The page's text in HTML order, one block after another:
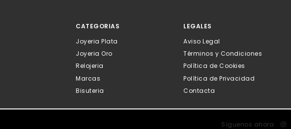
CATEGORIAS
Joyeria Plata
Joyeria Oro
Relojeria
Marcas
Bisuteria
LEGALES
Aviso Legal
Términos y Condiciones
Política de Cookies
Política de Privacidad
Contacta
Síguenos ahora